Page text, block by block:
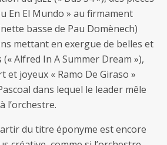
En El Mundo » au firmament
basse de Pau Domènech)
mettant en exergue de belles et
Alfred In A Summer Dream »),
et joyeux « Ramo De Giraso »
dans lequel le leader mêle
l’orchestre.
du titre éponyme est encore